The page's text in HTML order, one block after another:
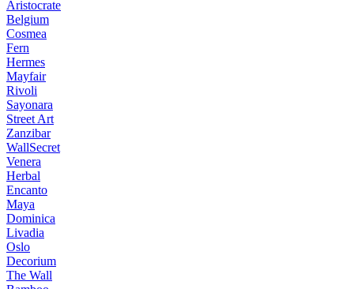
Aristocrate
Belgium
Cosmea
Fern
Hermes
Mayfair
Rivoli
Sayonara
Street Art
Zanzibar
WallSecret
Venera
Herbal
Encanto
Maya
Dominica
Livadia
Oslo
Decorium
The Wall